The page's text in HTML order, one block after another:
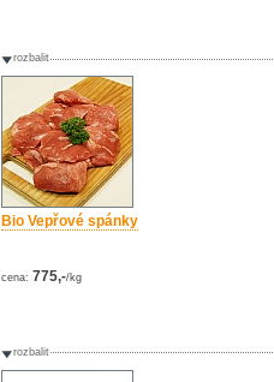
rozbalit
Bio Vepřové spánky
cena: 775,-/kg
rozbalit